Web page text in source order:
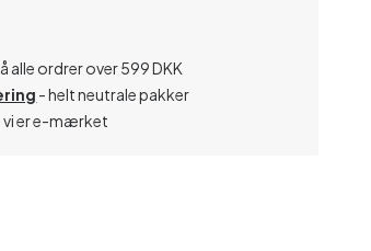
alle ordrer over 599 DKK
- helt neutrale pakker
vi er e-mærket